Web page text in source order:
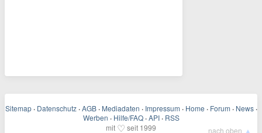
Sitemap · Datenschutz · AGB · Mediadaten · Impressum · Home · Forum · News ·
Werben · Hilfe/FAQ · API · RSS
mit ♡ seit 1999 nach oben